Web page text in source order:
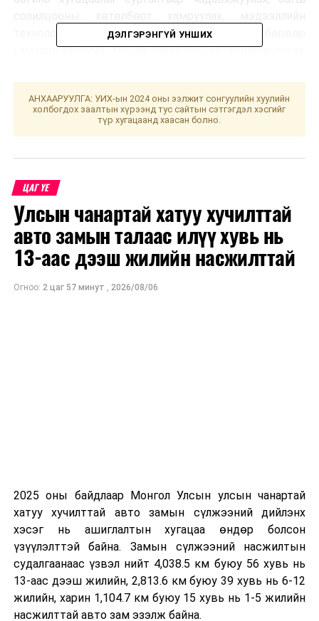
технологи, нийтийн эрүүл мэндийн хөтөлбөрөөр
хамтран ажиллах, тусгай хэрэгцээт иргэдийн асаргаа,
чиглэлээр харилцан туршлага солилцох талаар санал
бодлоо солилцлоогэж Боловсролын ерөнхий газраас
Дэнжийн мянга орчмыг дулаанаар хангах 93 МВт хүчин
чадалтай хийн дулааны станц барина
ӨМНӨХ МЭДЭЭ
Энэ 10 хоногийн цаг агаарын урьдчилсан төлөв
ДЭЛГЭРЭНГҮЙ УНШИХ
АНХААРУУЛГА: УИХ-ын 2024 оны ээлжит сонгуулийн хуулийн
холбогдох заалтын хүрээнд тус сайтын сэтгэгдэл хэсгийг
түр хугацаанд хаасан болно.
ЦАГ ҮЕ
Улсын чанартай хатуу хучилттай
авто замын талаас илүү хувь нь
13-аас дээш жилийн насжилттай
Огноо: 2 цаг 57 минут , 2026/08/06
2025 оны байдлаар Монгол Улсын улсын чанартай
хатуу хучилттай авто замын сүлжээний дийлэнх
хэсэг нь ашиглалтын хугацаа өндөр болсон
үзүүлэлттэй байна. Замын сүлжээний насжилтын
судалгаанаас үзвэл нийт 4,038.5 км буюу 56 хувь нь
13-аас дээш жилийн, 2,813.6 км буюу 39 хувь нь 6-12
жилийн, харин 1,104.7 км буюу 15 хувь нь 1-5 жилийн
насжилттай авто зам эзэлж байна.